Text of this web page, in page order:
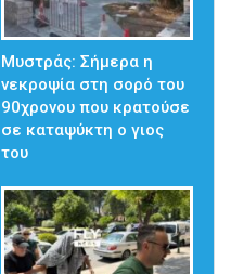
Mυστράς: Σήμερα η
νεκροψία στη σορό του
90χρονου που κρατούσε
σε καταψύκτη ο γιος
του